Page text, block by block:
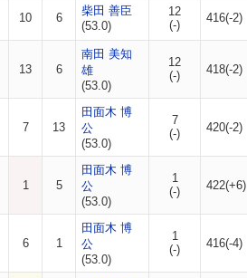
10 6
柴田 善臣
(53.0)
12
(-)
416(-2)
13 6
南田 美知
雄
(53.0)
12
(-)
418(-2)
7 13
田面木 博
公
(53.0)
7
(-)
420(-2)
1 5
田面木 博
公
(53.0)
1
(-)
422(+6)
6 1
田面木 博
公
(53.0)
1
(-)
416(-4)